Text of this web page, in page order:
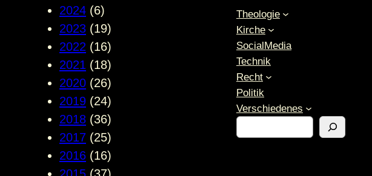
2024 (6)
2023 (19)
2022 (16)
2021 (18)
2020 (26)
2019 (24)
2018 (36)
2017 (25)
2016 (16)
Theologie
Kirche
SocialMedia
Technik
Recht
Politik
Verschiedenes
S
u